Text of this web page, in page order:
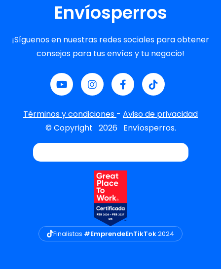
Envíosperros
¡Síguenos en nuestras redes sociales para obtener
consejos para tus envíos y tu negocio!
Términos y condiciones - Aviso de privacidad
© Copyright 2026 Envíosperros.
Finalistas #EmprendeEnTikTok2024